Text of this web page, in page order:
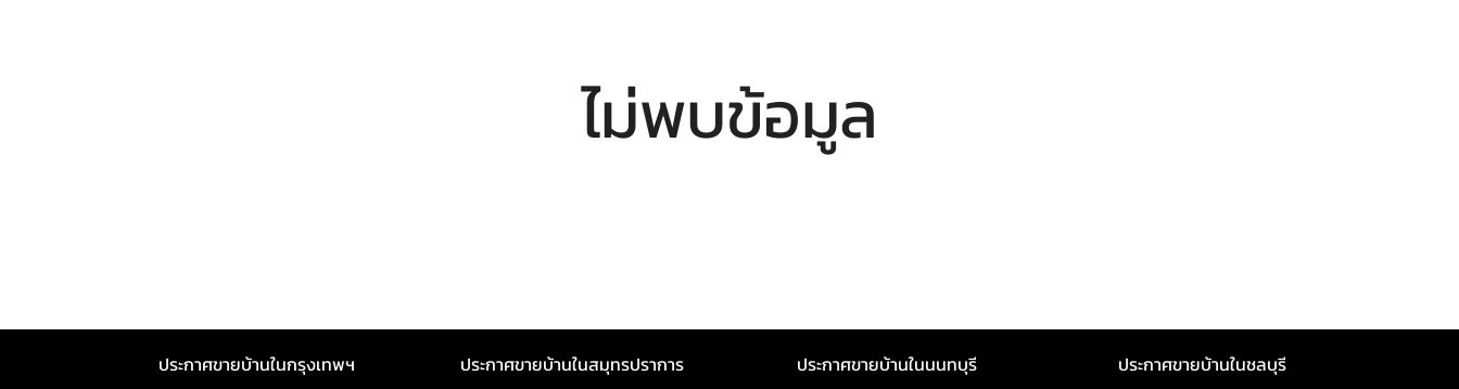
ไม่พบข้อมูล
ประกาศขายบ้านในกรุงเทพฯ ประกาศขายบ้านในสมุทรปราการ ประกาศขายบ้านในนนทบุรี ประกาศขายบ้านในชลบุรี